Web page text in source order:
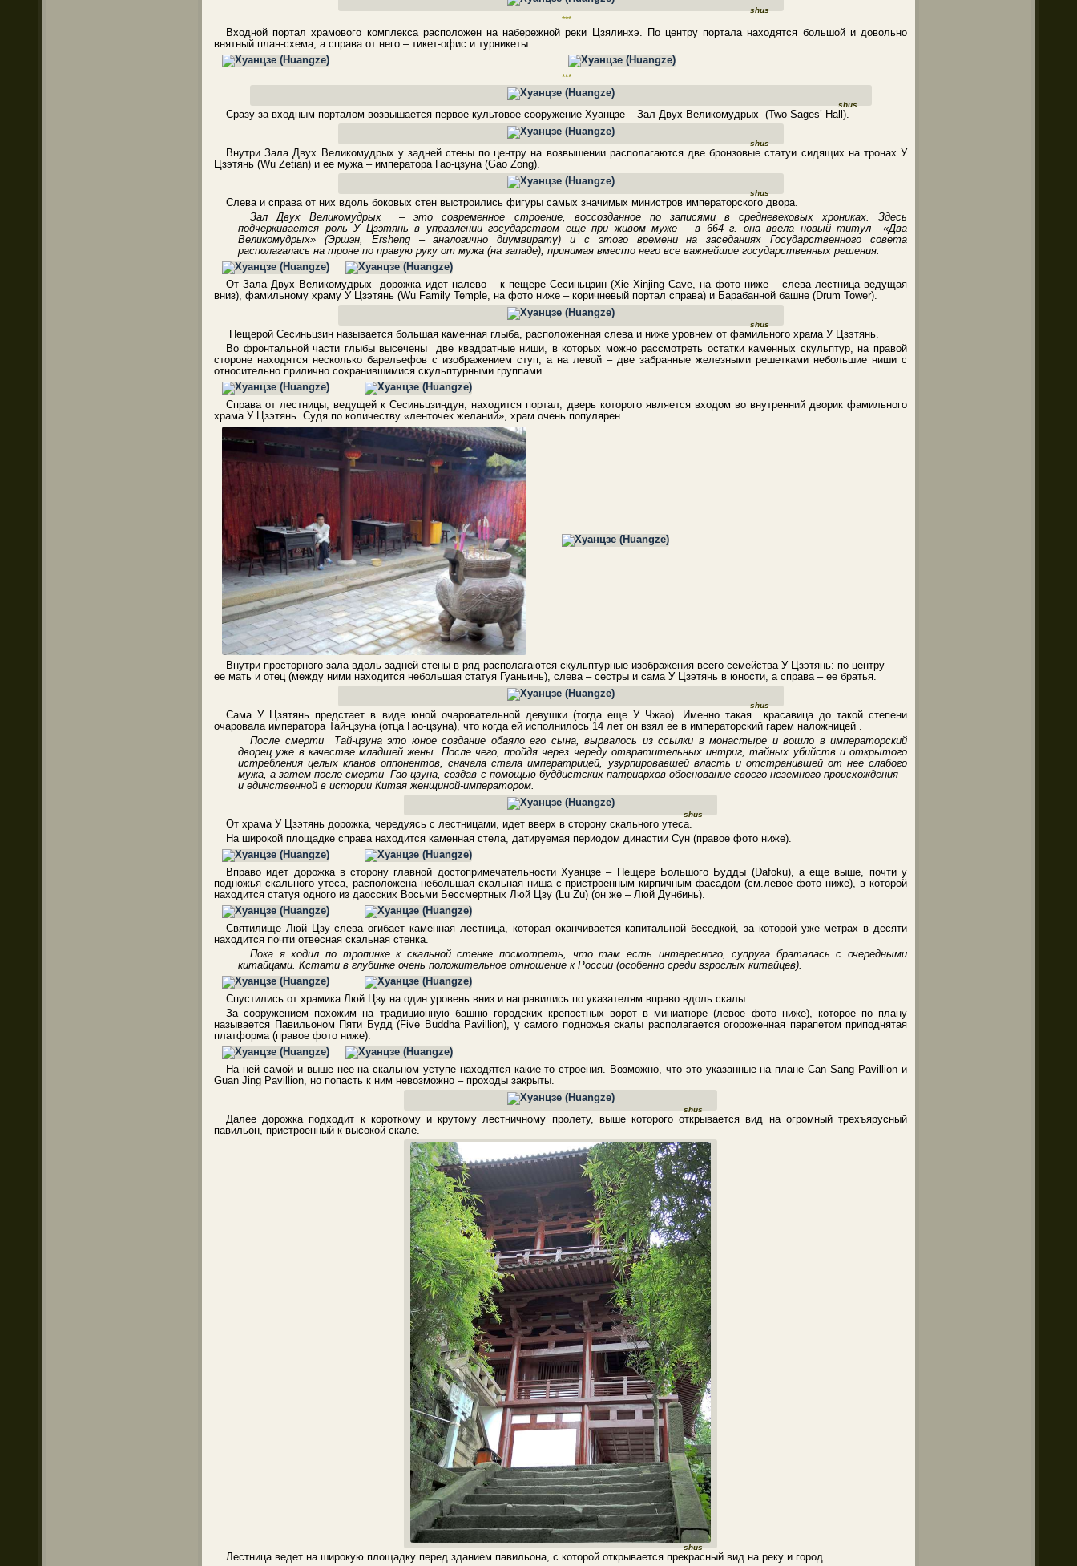
shus
***
Входной портал храмового комплекса расположен на набережной реки Цзялинхэ. По центру портала находятся большой и довольно
внятный план-схема, а справа от него – тикет-офис и турникеты.
***
shus
Сразу за входным порталом возвышается первое культовое сооружение Хуанцзе – Зал Двух Великомудрых (Two Sages’ Hall).
shus
Внутри Зала Двух Великомудрых у задней стены по центру на возвышении располагаются две бронзовые статуи сидящих на тронах У
Цзэтянь (Wu Zetian) и ее мужа – императора Гао-цзуна (Gao Zong).
shus
Слева и справа от них вдоль боковых стен выстроились фигуры самых значимых министров императорского двора.
Зал Двух Великомудрых – это современное строение, воссозданное по записями в средневековых хрониках. Здесь
подчеркивается роль У Цзэтянь в управлении государством еще при живом муже – в 664 г. она ввела новый титул «Два
Великомудрых» (Эршэн, Ersheng – аналогично диумвирату) и с этого времени на заседаниях Государственного совета
располагалась на троне по правую руку от мужа (на западе), принимая вместо него все важнейшие государственных решения.
От Зала Двух Великомудрых дорожка идет налево – к пещере Сесиньцзин (Xie Xinjing Cave, на фото ниже – слева лестница ведущая
вниз), фамильному храму У Цзэтянь (Wu Family Temple, на фото ниже – коричневый портал справа) и Барабанной башне (Drum Tower).
shus
Пещерой Сесиньцзин называется большая каменная глыба, расположенная слева и ниже уровнем от фамильного храма У Цзэтянь.
Во фронтальной части глыбы высечены две квадратные ниши, в которых можно рассмотреть остатки каменных скульптур, на правой
стороне находятся несколько барельефов с изображением ступ, а на левой – две забранные железными решетками небольшие ниши с
относительно прилично сохранившимися скульптурными группами.
Справа от лестницы, ведущей к Сесиньцзиндун, находится портал, дверь которого является входом во внутренний дворик фамильного
храма У Цзэтянь. Судя по количеству «ленточек желаний», храм очень популярен.
Внутри просторного зала вдоль задней стены в ряд располагаются скульптурные изображения всего семейства У Цзэтянь: по центру –
ее мать и отец (между ними находится небольшая статуя Гуаньинь), слева – сестры и сама У Цзэтянь в юности, а справа – ее братья.
shus
Сама У Цзятянь предстает в виде юной очаровательной девушки (тогда еще У Чжао). Именно такая красавица до такой степени
очаровала императора Тай-цзуна (отца Гао-цзуна), что когда ей исполнилось 14 лет он взял ее в императорский гарем наложницей .
После смерти Тай-цзуна это юное создание обаяло его сына, вырвалось из ссылки в монастыре и вошло в императорский
дворец уже в качестве младшей жены. После чего, пройдя через череду отвратительных интриг, тайных убийств и открытого
истребления целых кланов оппонентов, сначала стала императрицей, узурпировавшей власть и отстранившей от нее слабого
мужа, а затем после смерти Гао-цзуна, создав с помощью буддистских патриархов обоснование своего неземного происхождения –
и единственной в истории Китая женщиной-императором.
shus
От храма У Цзэтянь дорожка, чередуясь с лестницами, идет вверх в сторону скального утеса.
На широкой площадке справа находится каменная стела, датируемая периодом династии Сун (правое фото ниже).
Вправо идет дорожка в сторону главной достопримечательности Хуанцзе – Пещере Большого Будды (Dafoku), а еще выше, почти у
подножья скального утеса, расположена небольшая скальная ниша с пристроенным кирпичным фасадом (см.левое фото ниже), в которой
находится статуя одного из даосских Восьми Бессмертных Люй Цзу (Lu Zu) (он же – Люй Дунбинь).
Святилище Люй Цзу слева огибает каменная лестница, которая оканчивается капитальной беседкой, за которой уже метрах в десяти
находится почти отвесная скальная стенка.
Пока я ходил по тропинке к скальной стенке посмотреть, что там есть интересного, супруга браталась с очередными
китайцами. Кстати в глубинке очень положительное отношение к России (особенно среди взрослых китайцев).
Спустились от храмика Люй Цзу на один уровень вниз и направились по указателям вправо вдоль скалы.
За сооружением похожим на традиционную башню городских крепостных ворот в миниатюре (левое фото ниже), которое по плану
называется Павильоном Пяти Будд (Five Buddha Pavillion), у самого подножья скалы располагается огороженная парапетом приподнятая
платформа (правое фото ниже).
На ней самой и выше нее на скальном уступе находятся какие-то строения. Возможно, что это указанные на плане Can Sang Pavillion и
Guan Jing Pavillion, но попасть к ним невозможно – проходы закрыты.
shus
Далее дорожка подходит к короткому и крутому лестничному пролету, выше которого открывается вид на огромный трехъярусный
павильон, пристроенный к высокой скале.
shus
Лестница ведет на широкую площадку перед зданием павильона, с которой открывается прекрасный вид на реку и город.